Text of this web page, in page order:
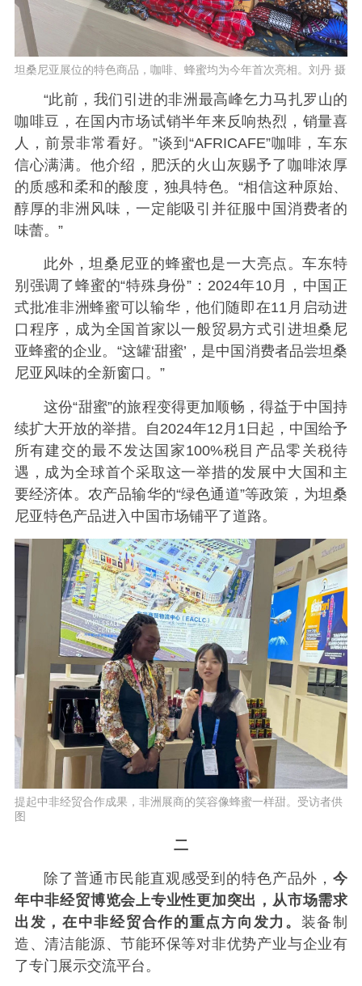
坦桑尼亚展位的特色商品，咖啡、蜂蜜均为今年首次亮相。刘丹 摄
“此前，我们引进的非洲最高峰乞力马扎罗山的
咖啡豆，在国内市场试销半年来反响热烈，销量喜
人，前景非常看好。”谈到“AFRICAFE”咖啡，车东
信心满满。他介绍，肥沃的火山灰赐予了咖啡浓厚
的质感和柔和的酸度，独具特色。“相信这种原始、
醇厚的非洲风味，一定能吸引并征服中国消费者的
味蕾。”
此外，坦桑尼亚的蜂蜜也是一大亮点。车东特
别强调了蜂蜜的“特殊身份”：2024年10月，中国正
式批准非洲蜂蜜可以输华，他们随即在11月启动进
口程序，成为全国首家以一般贸易方式引进坦桑尼
亚蜂蜜的企业。“这罐‘甜蜜’，是中国消费者品尝坦桑
尼亚风味的全新窗口。”
这份“甜蜜”的旅程变得更加顺畅，得益于中国持
续扩大开放的举措。自2024年12月1日起，中国给予
所有建交的最不发达国家100%税目产品零关税待
遇，成为全球首个采取这一举措的发展中大国和主
要经济体。农产品输华的“绿色通道”等政策，为坦桑
尼亚特色产品进入中国市场铺平了道路。
提起中非经贸合作成果，非洲展商的笑容像蜂蜜一样甜。受访者供
图
二
除了普通市民能直观感受到的特色产品外，今
年中非经贸博览会上专业性更加突出，从市场需求
出发，在中非经贸合作的重点方向发力。 装备制
造、清洁能源、节能环保等对非优势产业与企业有
了专门展示交流平台。